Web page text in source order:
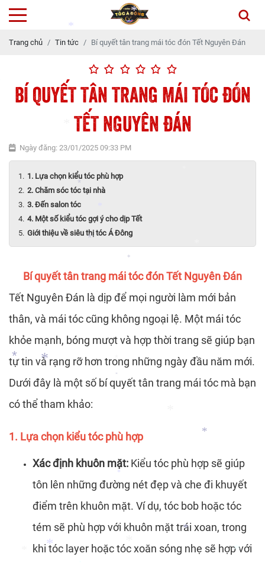
*
*
*
*
*
*
*
*
*
*
Trang chủ Tin tức Bí quyết tân trang mái tóc đón Tết Nguyên Đán
BÍ QUYẾT TÂN TRANG MÁI TÓC ĐÓN
TẾT NGUYÊN ĐÁN
Ngày đăng: 23/01/2025 09:33 PM
1. Lựa chọn kiểu tóc phù hợp
2. Chăm sóc tóc tại nhà
3. Đến salon tóc
4. Một số kiểu tóc gợi ý cho dịp Tết
Giới thiệu về siêu thị tóc Á Đông
Bí quyết tân trang mái tóc đón Tết Nguyên Đán
Tết Nguyên Đán là dịp để mọi người làm mới bản
thân, và mái tóc cũng không ngoại lệ. Một mái tóc
khỏe mạnh, bóng mượt và hợp thời trang sẽ giúp bạn
tự tin và rạng rỡ hơn trong những ngày đầu năm mới.
Dưới đây là một số bí quyết tân trang mái tóc mà bạn
có thể tham khảo:
1. Lựa chọn kiểu tóc phù hợp
Xác định khuôn mặt: Kiểu tóc phù hợp sẽ giúp
tôn lên những đường nét đẹp và che đi khuyết
điểm trên khuôn mặt. Ví dụ, tóc bob hoặc tóc
tém sẽ phù hợp với khuôn mặt trái xoan, trong
khi tóc layer hoặc tóc xoăn sóng nhẹ sẽ hợp với